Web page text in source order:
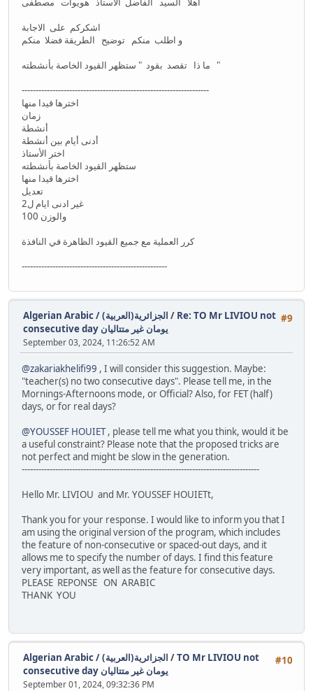
اشكركم على الاجابة
ما ذا تقصد بقود " ستظهر القيود الخاصة بأنشطته "
-------------------------------------------------------------------
اخترها قيدا منها
زمان
أنشطة
أدنى أيام بين أنشطة
اختر الأستاذ
ستظهر القيود الخاصة بأنشطته
اخترها قيدا منها
تعديل
غير ادنى ايام ل2
والوزن 100
كرر العملية مع جميع القيود الظاهرة في النافذة
----------------------------------------------------
#9 Algerian Arabic / (الجزائرية(العربية / Re: TO Mr LIVIOU not
consecutive day يومان غير متتاليان
September 03, 2024, 11:26:52 AM
@zakariakhelifi99 , I will consider this suggestion. Maybe:
"teacher(s) no two consecutive days". Please tell me, in the
Mornings-Afternoons mode, or Official? Also, for FET (half)
days, or for real days?
@YOUSSEF HOUIET, please tell me what you think, would it be
a useful constraint? Please note that the proposed tricks are
not perfect and might be slow in the generation.
-------------------------------------------------------------------------------------
Hello Mr. LIVIOU and Mr. YOUSSEF HOUIETt,
Thank you for your response. I would like to inform you that I
am using the original version of the program, which includes
the feature of non-consecutive or spaced-out days, and it
allows me to specify the number of days. I find this feature
very important, as well as the feature for consecutive days.
PLEASE REPONSE ON ARABIC
THANK YOU
#10 Algerian Arabic / (الجزائرية(العربية /TO Mr LIVIOU not
consecutive day يومان غير متتاليان
September 01, 2024, 09:32:36 PM